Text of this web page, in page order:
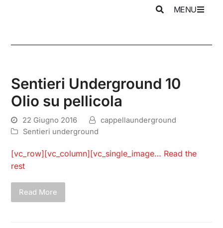
MENU
Sentieri Underground 10
Olio su pellicola
22 Giugno 2016
cappellaunderground
Sentieri underground
[vc_row][vc_column][vc_single_image… Read the
rest
Read More